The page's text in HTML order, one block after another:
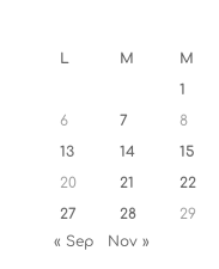
L M M
1
6
7 8
13
14 15
20
21 22
27
28 29
« Sep
Nov »